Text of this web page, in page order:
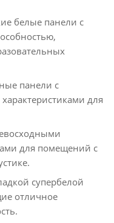
белые панели с
панели с
для
для помещений с
супербелой
отличное